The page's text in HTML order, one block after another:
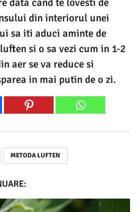
din interiorul unei
sa iti aduci aminte de
si o sa vezi cum in 1-2
aer se va reduce si
in mai putin de o zi.
METODA LUFTEN